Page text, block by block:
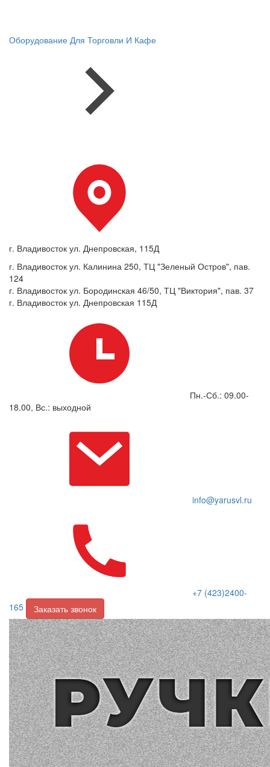
Оборудование Для Торговли И Кафе
г. Владивосток ул. Днепровская, 115Д
г. Владивосток ул. Калинина 250, ТЦ "Зеленый Остров", пав.
124
г. Владивосток ул. Бородинская 46/50, ТЦ "Виктория", пав. 37
г. Владивосток ул. Днепровская 115Д
Пн.-Сб.: 09.00-
18.00, Вс.: выходной
info@yarusvl.ru
+7 (423)2400-
165
Заказать звонок